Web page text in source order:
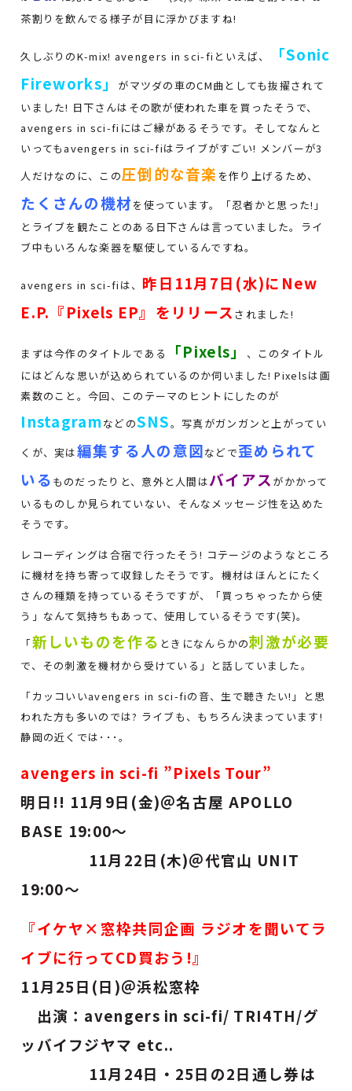
茶割りを飲んでる様子が目に浮かびますね!
久しぶりのK-mix! avengers in sci-fiといえば、
「Sonic
Fireworks」
がマツダの車のCM曲としても抜擢されて
いました! 日下さんはその歌が使われた車を買ったそうで、
avengers in sci-fiにはご縁があるそうです。そしてなんと
いってもavengers in sci-fiはライブがすごい! メンバーが3
人だけなのに、この圧倒的な音楽 を作り上げるため、
たくさんの機材 を使っています。「忍者かと思った!」
とライブを観たことのある日下さんは言っていました。ライ
ブ中もいろんな楽器を駆使しているんですね。
avengers in sci-fiは、 昨日11月7日(水)にNew
E.P.『Pixels EP』をリリース されました!
まずは今作のタイトルである 「Pixels」
、このタイトル
にはどんな思いが込められているのか伺いました! Pixelsは画
素数のこと。今回、このテーマのヒントにしたのが
InstagramなどのSNS。写真がガンガンと上がってい
くが、実は編集する人の意図などで歪められて
いる ものだったりと、意外と人間はバイアス がかかって
いるものしか見られていない、そんなメッセージ性を込めた
そうです。
レコーディングは合宿で行ったそう! コテージのようなところ
に機材を持ち寄って収録したそうです。機材はほんとにたく
さんの種類を持っているそうですが、「買っちゃったから使
う」なんて気持ちもあって、使用しているそうです(笑)。
「新しいものを作る ときになんらかの刺激が必要
で、その刺激を機材から受けている」と話していました。
「カッコいいavengers in sci-fiの音、生で聴きたい!」と思
われた方も多いのでは? ライブも、もちろん決まっています!
静岡の近くでは･･･。
avengers in sci-fi ”Pixels Tour”
明日!! 11月9日(金)＠名古屋 APOLLO
BASE 19:00～
11月22日(木)＠代官山 UNIT
19:00～
『イケヤ×窓枠共同企画 ラジオを聞いてラ
イブに行ってCD買おう!』
11月25日(日)＠浜松窓枠
出演：avengers in sci-fi/ TRI4TH/グ
ッバイフジヤマ etc..
11月24日・25日の2日通し券は